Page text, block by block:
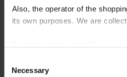
Also, the operator of the
its own purposes. We are
Selection
Necessary